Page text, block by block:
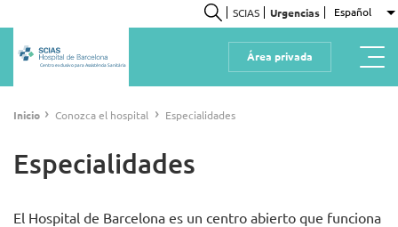
al
contenido
principal
Buscar
SCIAS Urgencias Español
Centro exclusivo para Assistència Sanitària
Área privada
Ruta
navegación
Inicio › Conozca el hospital › Especialidades
Especialidades
El Hospital de Barcelona es un centro abierto que funciona